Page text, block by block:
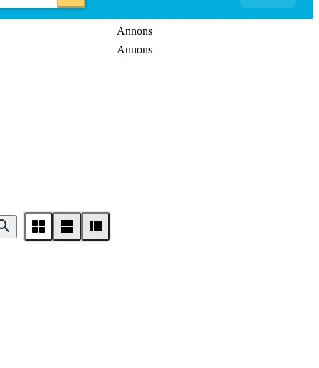
Annons
Annons